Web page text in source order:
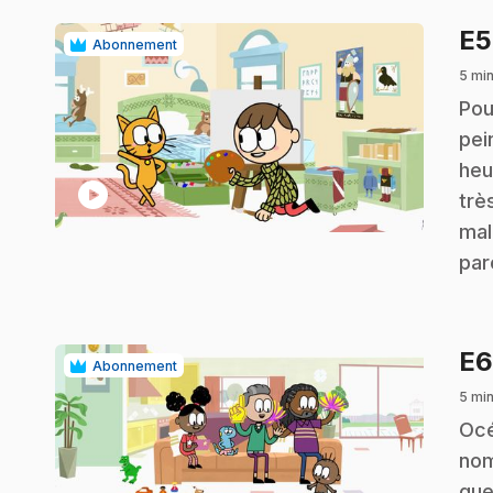
Abonnement
play_circle
5 min
.
Abonnement
5 min
.